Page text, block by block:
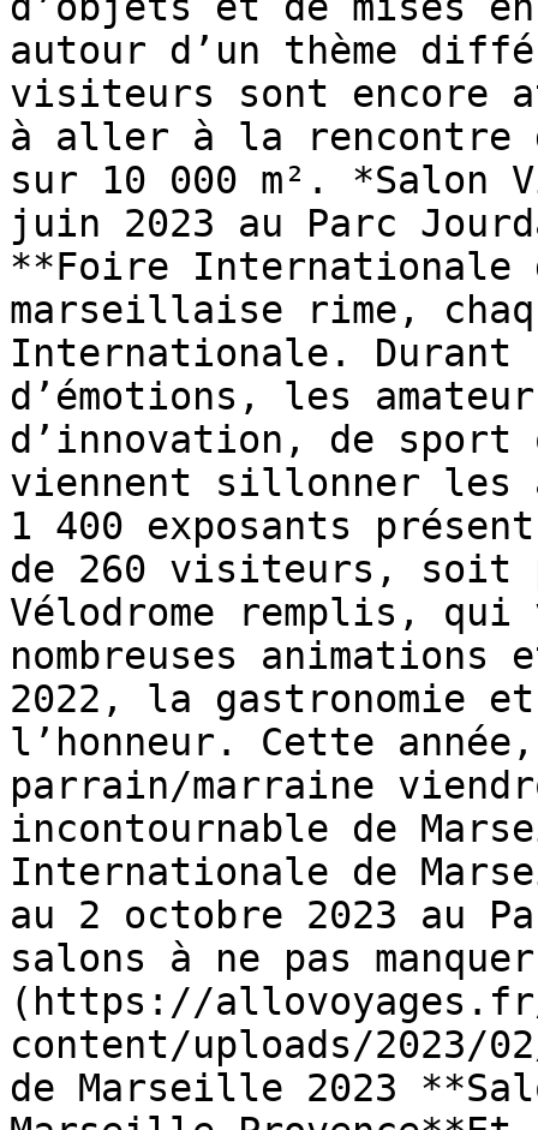
autour d’un thème
visiteurs sont encore
à aller à la rencontre
sur 10 000 m². *Salon
juin 2023 au Parc
**Foire Internationale
marseillaise rime,
Internationale. Durant
d’émotions, les
d’innovation, de sport
viennent sillonner les
1 400 exposants
de 260 visiteurs, soit
Vélodrome remplis,
nombreuses
2022, la gastronomie
l’honneur. Cette
parrain/marraine
incontournable de
Internationale de
au 2 octobre 2023 au
salons à ne pas
(https://
content/uploads/2023/
de Marseille 2023